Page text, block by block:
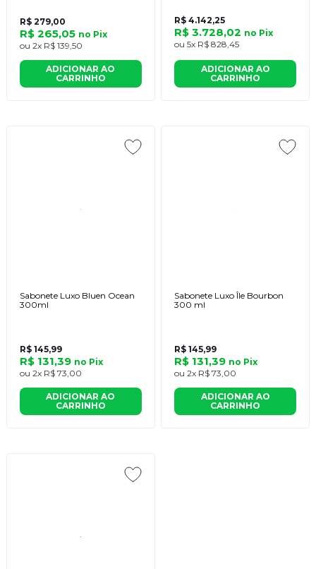
R$ 279,00
R$ 265,05 no Pix
ou 2x R$ 139,50
ADICIONAR AO
CARRINHO
R$ 4.142,25
R$ 3.728,02 no Pix
ou 5x R$ 828,45
ADICIONAR AO
CARRINHO
Sabonete Luxo Bluen Ocean
300ml
R$ 145,99
R$ 131,39 no Pix
ou 2x R$ 73,00
ADICIONAR AO
CARRINHO
Sabonete Luxo Île Bourbon
300 ml
R$ 145,99
R$ 131,39 no Pix
ou 2x R$ 73,00
ADICIONAR AO
CARRINHO